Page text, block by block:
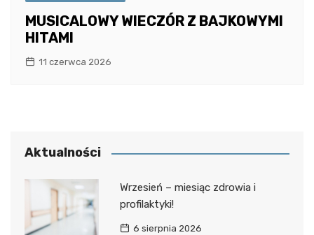
MUSICALOWY WIECZÓR Z BAJKOWYMI
HITAMI
11 czerwca 2026
Aktualności
Wrzesień – miesiąc zdrowia i
profilaktyki!
6 sierpnia 2026